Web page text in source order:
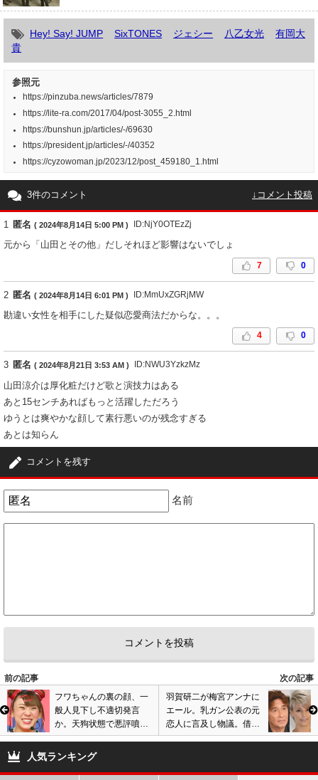
Hey! Say! JUMP SixTONES ジェシー 八乙女光
有岡大
貴
参照元
https://pinzuba.news/articles/7879
https://lite-ra.com/2017/04/post-3055_2.html
https://bunshun.jp/articles/-/69630
https://president.jp/articles/-/40352
https://cyzowoman.jp/2023/12/post_459180_1.html
3件のコメント ↓コメント投稿
1 匿名 ( 2024年8月14日 5:00 PM ) ID:NjY0OTEzZj
元から「山田とその他」だしそれほど影響はないでしょ
7 0
2 匿名 ( 2024年8月14日 6:01 PM ) ID:MmUxZGRjMW
勘違い女性を相手にした疑似恋愛商法だからな。。。
4 0
3 匿名 ( 2024年8月21日 3:53 AM ) ID:NWU3YzkzMz
山田涼介は厚化粧だけど歌と演技力はある
あと15センチあればもっと活躍しただろう
ゆうとは爽やかな顔して素行悪いのが残念すぎる
あとは知らん
コメントを残す
名前
前の記事
次の記事
フワちゃんの裏の顔、一
般人見下し不適切発言
か。天狗状態で悪評噴
出、芸能界復帰は絶望的
状況?
羽賀研二が梅宮アンナに
エール。乳ガン公表の元
恋人に言及し物議。借金
や浮気でトラブルの過去
人気ランキング